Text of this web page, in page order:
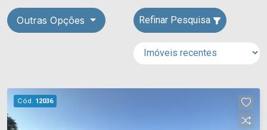
Outras Opções Refinar Pesquisa
Cód. 12036